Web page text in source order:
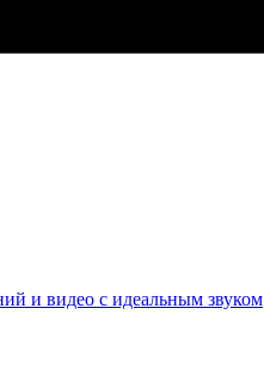
и видео с идеальным звуком